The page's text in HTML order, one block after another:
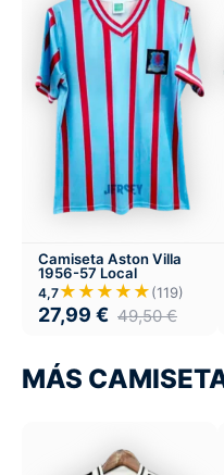
Camiseta Aston Villa
1956-57 Local
4,7★★★★★(119)
27,99 € 49,50€
MÁS